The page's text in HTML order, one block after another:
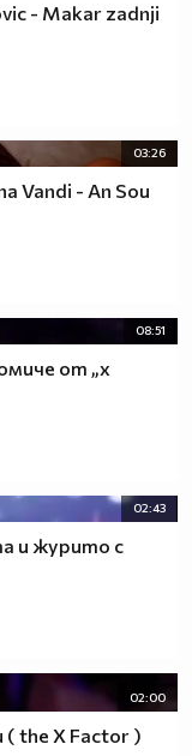
- Makar zadnji
03:26
Vandi - An Sou
08:51
от „х
02:43
и журито с
02:00
( the X Factor )